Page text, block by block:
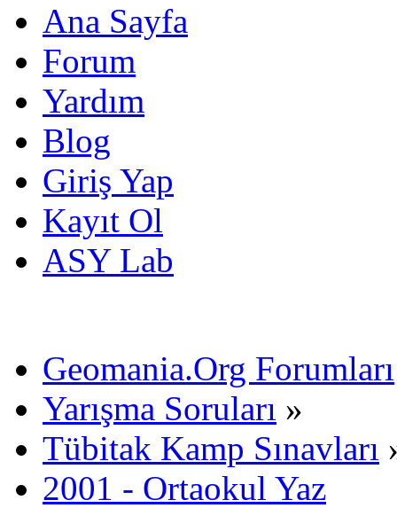
Ana Sayfa
Forum
Yardım
Blog
Giriş Yap
Kayıt Ol
ASY Lab
Geomania.Org Forumları
Yarışma Soruları »
Tübitak Kamp Sınavları
2001 - Ortaokul Yaz